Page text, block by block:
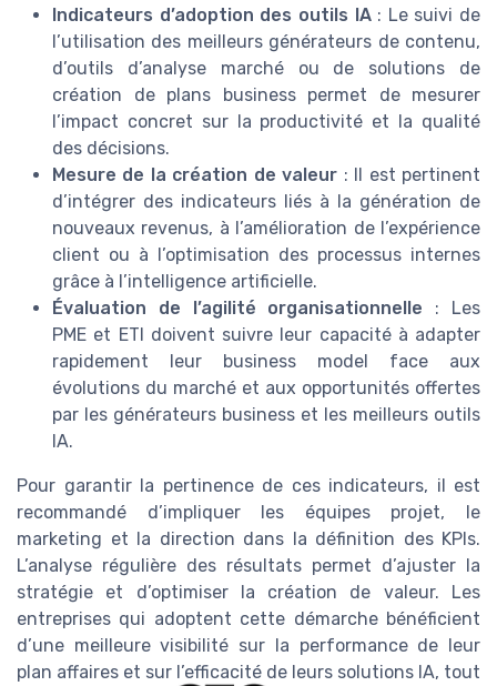
Indicateurs d’adoption des outils IA: Le suivi de
l’utilisation des meilleurs générateurs de contenu,
d’outils d’analyse marché ou de solutions de
création de plans business permet de mesurer
l’impact concret sur la productivité et la qualité
des décisions.
Mesure de la création de valeur : Il est pertinent
d’intégrer des indicateurs liés à la génération de
nouveaux revenus, à l’amélioration de l’expérience
client ou à l’optimisation des processus internes
grâce à l’intelligence artificielle.
Évaluation de l’agilité organisationnelle : Les
PME et ETI doivent suivre leur capacité à adapter
rapidement leur business model face aux
évolutions du marché et aux opportunités offertes
par les générateurs business et les meilleurs outils
IA.
Pour garantir la pertinence de ces indicateurs, il est
recommandé d’impliquer les équipes projet, le
marketing et la direction dans la définition des KPIs.
L’analyse régulière des résultats permet d’ajuster la
stratégie et d’optimiser la création de valeur. Les
entreprises qui adoptent cette démarche bénéficient
d’une meilleure visibilité sur la performance de leur
plan affaires et sur l’efficacité de leurs solutions IA, tout